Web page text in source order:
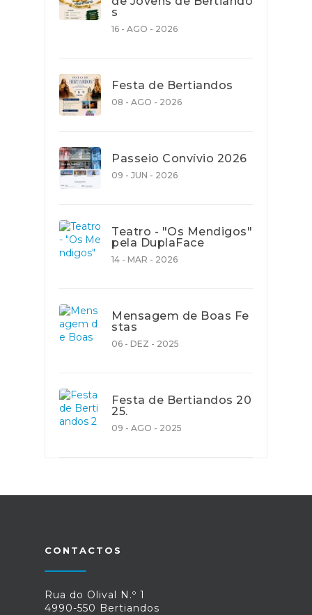
s
16 - AGO - 2026
Festa de Bertiandos
08 - AGO - 2026
Passeio Convívio 2026
09 - JUN - 2026
Teatro - "Os Mendigos"
pela DuplaFace
14 - MAR - 2026
Mensagem de Boas Fe
stas
06 - DEZ - 2025
Festa de Bertiandos 20
25.
09 - AGO - 2025
CONTACTOS
Rua do Olival N.º 1
4990-550 Bertiandos